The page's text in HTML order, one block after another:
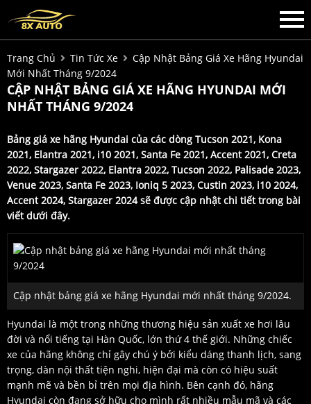
Trang Chủ Tin Tức Xe
Cập Nhật Bảng Giá Xe Hãng Hyundai
Mới Nhất Tháng 9/2024
CẬP NHẬT BẢNG GIÁ XE HÃNG HYUNDAI MỚI
NHẤT THÁNG 9/2024
Bảng giá xe hãng Hyundai của các dòng Tucson 2021, Kona
2021, Elantra 2021, i10 2021, Santa Fe 2021, Accent 2021, Creta
2022, Stargazer 2022, Elantra 2022, Tucson 2022, Palisade 2023,
Venue 2023, Santa Fe 2023, Ioniq 5 2023, Custin 2023, i10 2024,
Accent 2024, Stargazer 2024 sẽ được cập nhật chi tiết trong bài
viết dưới đây.
Cập nhật bảng giá xe hãng Hyundai mới nhất tháng 9/2024.
Hyundai là một trong những thương hiệu sản xuất xe hơi lâu
đời và nổi tiếng tại Hàn Quốc, lớn thứ 4 thế giới. Những chiếc
xe của hãng không chỉ gây chú ý bởi kiểu dáng thanh lịch, sang
trọng, dàn nội thất tiện nghi, hiện đại mà còn có hiệu suất
mạnh mẽ và bền bỉ trên mọi địa hình. Bên cạnh đó, hãng
Hyundai còn đang sở hữu cho mình rất nhiều mẫu mã và các